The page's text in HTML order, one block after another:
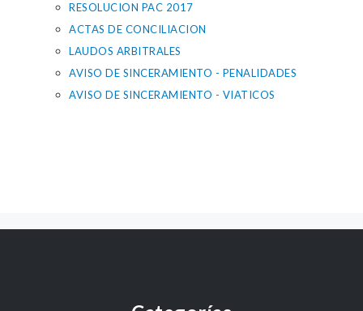
RESOLUCION PAC 2017
ACTAS DE CONCILIACION
LAUDOS ARBITRALES
AVISO DE SINCERAMIENTO - PENALIDADES
AVISO DE SINCERAMIENTO - VIATICOS